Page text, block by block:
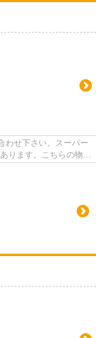
わせ下さい。スーパー
ります。こちらの物件